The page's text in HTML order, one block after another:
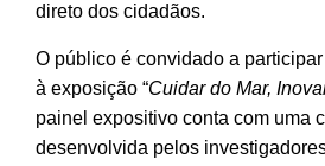
direto dos cidadãos.
O público é convidado a
à exposição “Cuidar do Mar,
painel expositivo conta com uma
desenvolvida pelos